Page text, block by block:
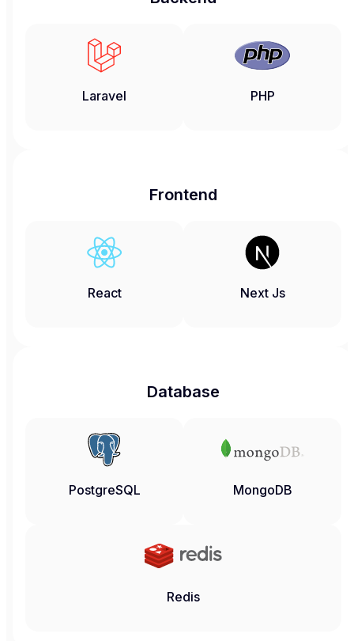
Laravel PHP
Frontend
React Next Js
Database
PostgreSQL MongoDB
Redis